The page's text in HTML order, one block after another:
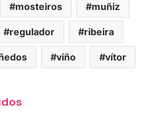
mosteiros muñiz
regulador ribeira
viño vítor